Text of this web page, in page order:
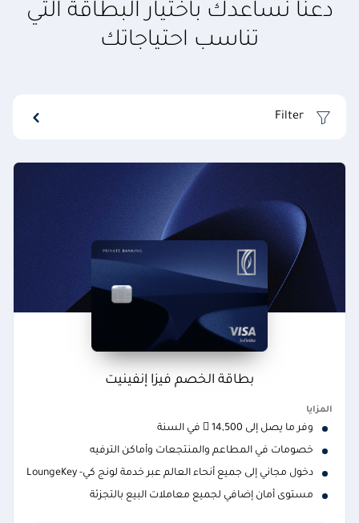
دعنا نساعدك باختيار البطاقة التي
تناسب احتياجاتك
Filter
بطاقة الخصم فيزا إنفينيت
المزايا
وفر ما يصل إلى 14,500  في السنة
خصومات في المطاعم والمنتجعات وأماكن الترفيه
دخول مجاني إلى جميع أنحاء العالم عبر خدمة لونج كي- LoungeKey
مستوى أمان إضافي لجميع معاملات البيع بالتجزئة